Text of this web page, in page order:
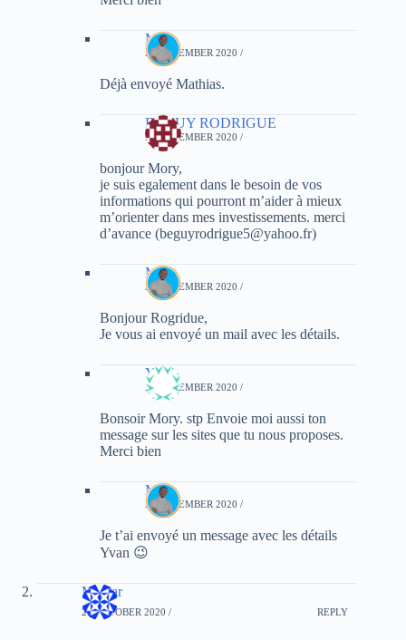
Mory
21 DECEMBER 2020 /
Déjà envoyé Mathias.
BEGUY RODRIGUE
24 DECEMBER 2020 /
bonjour Mory,
je suis egalement dans le besoin de vos
informations qui pourront m’aider à mieux
m’orienter dans mes investissements. merci
d’avance (beguyrodrigue5@yahoo.fr)
Mory
24 DECEMBER 2020 /
Bonjour Rogridue,
Je vous ai envoyé un mail avec les détails.
Yvan
25 DECEMBER 2020 /
Bonsoir Mory. stp Envoie moi aussi ton
message sur les sites que tu nous proposes.
Merci bien
Mory
27 DECEMBER 2020 /
Je t’ai envoyé un message avec les détails
Yvan 😉
Moctar
29 OCTOBER 2020 / REPLY